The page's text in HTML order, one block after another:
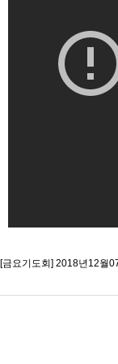
[금요기도회] 2018년12월